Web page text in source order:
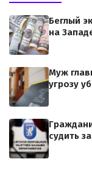
Беглый
на
Муж
угрозу
судить